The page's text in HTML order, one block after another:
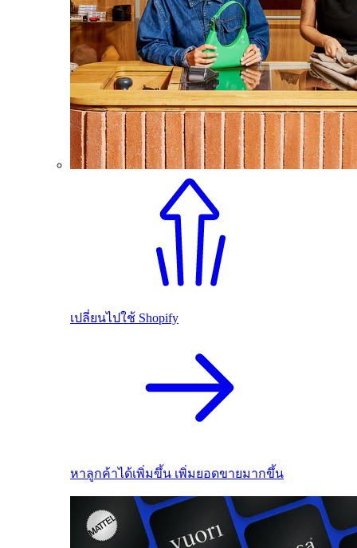
เปลี่ยนไปใช้ Shopify
หาลูกค้าได้เพิ่มขึ้น เพิ่มยอดขายมากขึ้น